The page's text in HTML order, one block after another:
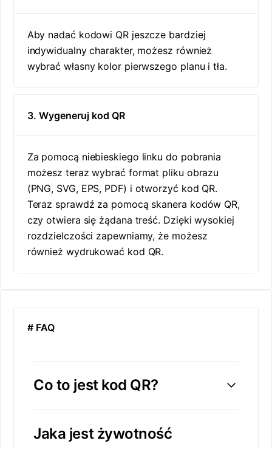
Aby nadać kodowi QR jeszcze bardziej
indywidualny charakter, możesz również
wybrać własny kolor pierwszego planu i tła.
3. Wygeneruj kod QR
Za pomocą niebieskiego linku do pobrania
możesz teraz wybrać format pliku obrazu
(PNG, SVG, EPS, PDF) i otworzyć kod QR.
Teraz sprawdź za pomocą skanera kodów QR,
czy otwiera się żądana treść. Dzięki wysokiej
rozdzielczości zapewniamy, że możesz
również wydrukować kod QR.
# FAQ
Co to jest kod QR?
Jaka jest żywotność